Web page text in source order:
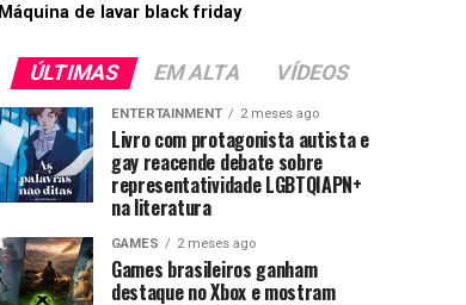
Máquina de lavar black friday
ÚLTIMAS EM ALTA VÍDEOS
ENTERTAINMENT 2 meses ago
Livro com protagonista autista e
gay reacende debate sobre
representatividade LGBTQIAPN+
na literatura
GAMES 2 meses ago
Games brasileiros ganham
destaque no Xbox e mostram